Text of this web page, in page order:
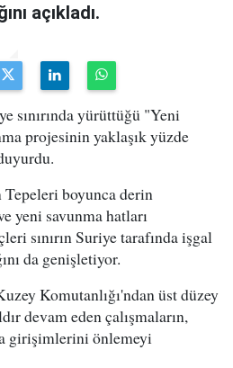
açıkladı.
sınırında yürüttüğü "Yeni
projesinin yaklaşık yüzde
Tepeleri boyunca derin
yeni savunma hatları
sınırın Suriye tarafında işgal
da genişletiyor.
Komutanlığı'ndan üst düzey
devam eden çalışmaların,
girişimlerini önlemeyi